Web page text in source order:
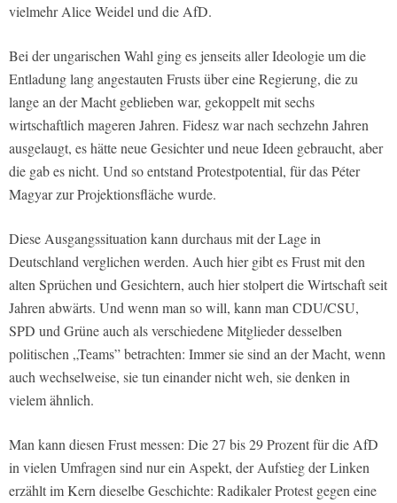
vielmehr Alice Weidel und die AfD.
Bei der ungarischen Wahl ging es jenseits aller Ideologie um die
Entladung lang angestauten Frusts über eine Regierung, die zu
lange an der Macht geblieben war, gekoppelt mit sechs
wirtschaftlich mageren Jahren. Fidesz war nach sechzehn Jahren
ausgelaugt, es hätte neue Gesichter und neue Ideen gebraucht, aber
die gab es nicht. Und so entstand Protestpotential, für das Péter
Magyar zur Projektionsfläche wurde.
Diese Ausgangssituation kann durchaus mit der Lage in
Deutschland verglichen werden. Auch hier gibt es Frust mit den
alten Sprüchen und Gesichtern, auch hier stolpert die Wirtschaft seit
Jahren abwärts. Und wenn man so will, kann man CDU/CSU,
SPD und Grüne auch als verschiedene Mitglieder desselben
politischen „Teams” betrachten: Immer sie sind an der Macht, wenn
auch wechselweise, sie tun einander nicht weh, sie denken in
vielem ähnlich.
Man kann diesen Frust messen: Die 27 bis 29 Prozent für die AfD
in vielen Umfragen sind nur ein Aspekt, der Aufstieg der Linken
erzählt im Kern dieselbe Geschichte: Radikaler Protest gegen eine